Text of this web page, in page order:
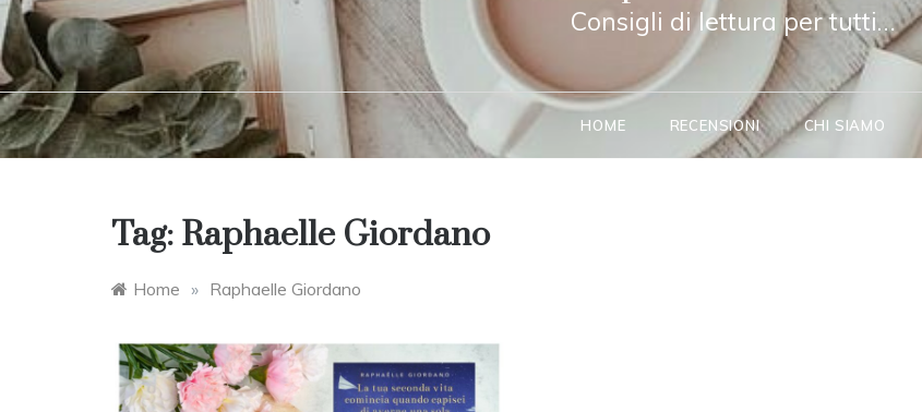
Consigli di lettura per tutti…
HOME RECENSIONI CHI SIAMO
Tag: Raphaelle Giordano
Home » Raphaelle Giordano